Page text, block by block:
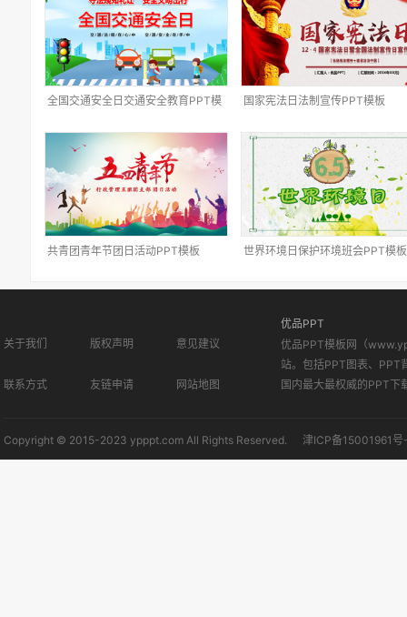
全国交通安全日交通安全教育PPT模
国家宪法日法制宣传PPT模板
共青团青年节团日活动PPT模板 世界环境日保护环境班会PPT模板
关于我们 版权声明 意见建议
联系方式 友链申请 网站地图
优品PPT
优品PPT模板网（
站。包括PPT图表、PPT
国内最大最权威的PPT下
Copyright © 2015-2023 ypppt.com All Rights Reserved. 津ICP备15001961号